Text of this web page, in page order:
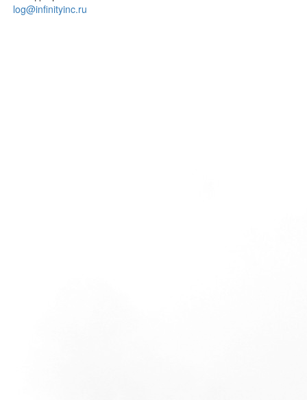
log@infinityinc.ru